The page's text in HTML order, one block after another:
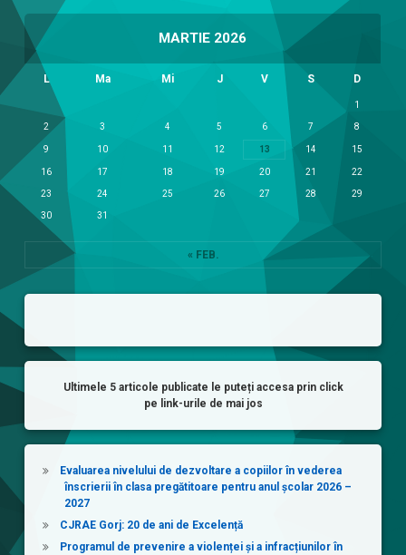
MARTIE 2026
L Ma Mi J V S D
1
2 3 4 5 6 7 8
9 10 11 12 13 14 15
16 17 18 19 20 21 22
23 24 25 26 27 28 29
30 31
« FEB.
Ultimele 5 articole publicate le puteți accesa prin click
pe link-urile de mai jos
Evaluarea nivelului de dezvoltare a copiilor în vederea
înscrierii în clasa pregătitoare pentru anul școlar 2026 –
2027
CJRAE Gorj: 20 de ani de Excelență
Programul de prevenire a violenței și a infracțiunilor în